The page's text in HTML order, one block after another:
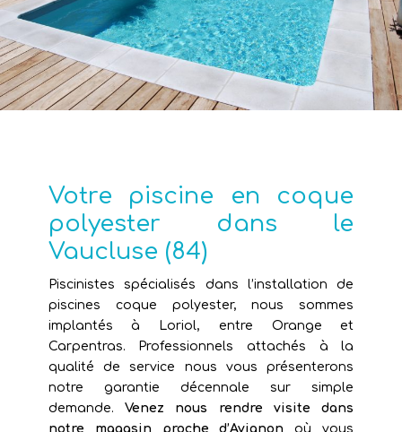
Votre piscine en coque
polyester dans le
Vaucluse (84)
Piscinistes spécialisés dans l’installation de
piscines coque polyester, nous sommes
implantés à Loriol, entre Orange et
Carpentras. Professionnels attachés à la
qualité de service nous vous présenterons
notre garantie décennale sur simple
demande.Venez nous rendre visite dans
notre magasin proche d’Avignonoù vous